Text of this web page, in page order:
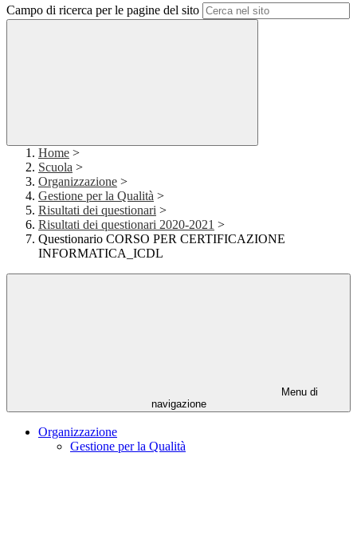
Campo di ricerca per le pagine del sito
Home >
Scuola >
Organizzazione >
Gestione per la Qualità >
Risultati dei questionari >
Risultati dei questionari 2020-2021 >
Questionario CORSO PER CERTIFICAZIONE
INFORMATICA_ICDL
Menu di
navigazione
Organizzazione
Gestione per la Qualità